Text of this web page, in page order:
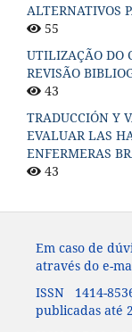
ALTERNATIVOS
55
UTILIZAÇÃO DO
REVISÃO
43
TRADUCCIÓN Y
EVALUAR LAS
ENFERMERAS
43
Em caso de
através do e-
ISSN 1414-
publicadas até